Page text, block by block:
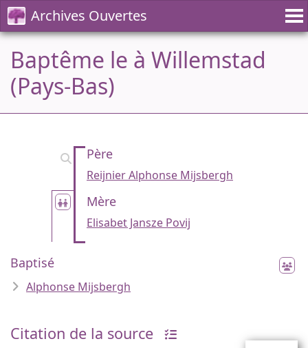
Archives Ouvertes
Baptême le à Willemstad
(Pays-Bas)
Père
Reijnier Alphonse Mijsbergh
Mère
Elisabet Jansze Povij
Baptisé
Alphonse Mijsbergh
Citation de la source